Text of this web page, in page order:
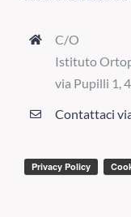
C/O
Istituto
via Pupilli 1,
Contattaci